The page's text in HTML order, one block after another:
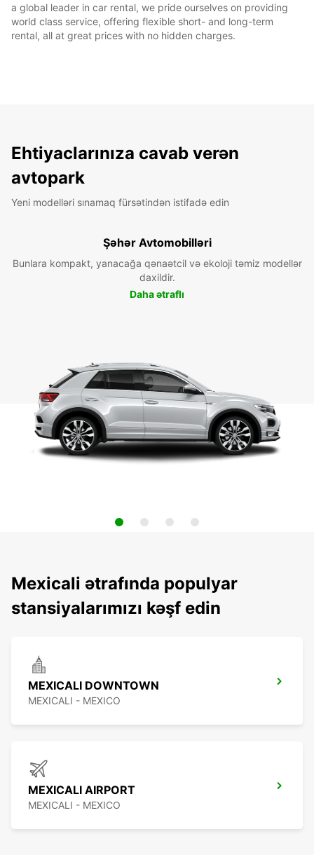
a global leader in car rental, we pride ourselves on providing
world class service, offering flexible short- and long-term
rental, all at great prices with no hidden charges.
Ehtiyaclarınıza cavab verən
avtopark
Yeni modelləri sınamaq fürsətindən istifadə edin
Şəhər Avtomobilləri
Bunlara kompakt, yanacağa qənaətcil və ekoloji təmiz modellər
daxildir.
Daha ətraflı
Mexicali ətrafında populyar
stansiyalarımızı kəşf edin
MEXICALI DOWNTOWN
MEXICALI - MEXICO
MEXICALI AIRPORT
MEXICALI - MEXICO